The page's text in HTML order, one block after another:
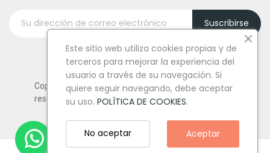
Suscribirse
Copyright © Tufiestamolamazo.com - Todos los derechos
reservados.
Este sitio web utiliza cookies propias y de
terceros para mejorar la experiencia del
usuario a través de su navegación. Si
quiere seguir navegando, debe aceptar
su uso. POLÍTICA DE COOKIES.
Aceptar
No aceptar